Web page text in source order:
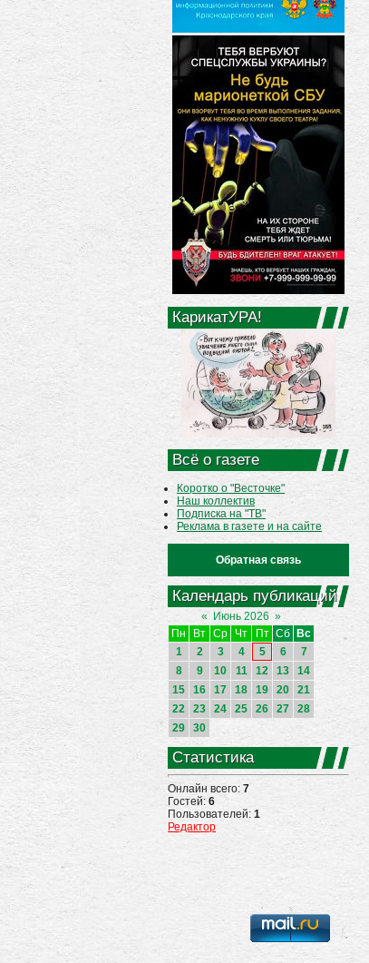
КарикатУРА!
Всё о газете
Коротко о "Весточке"
Наш коллектив
Подписка на "ТВ"
Реклама в газете и на сайте
Обратная связь
Календарь публикаций
« Июнь 2026 »
Пн
Вт Ср Чт Пт Сб
Вс
1
2 3 4 5 6
7
8
9 10 11 12 13
14
15
16 17 18 19 20
21
22
23 24 25 26 27
28
29
30
Статистика
Онлайн всего: 7
Гостей: 6
Пользователей: 1
Редактор